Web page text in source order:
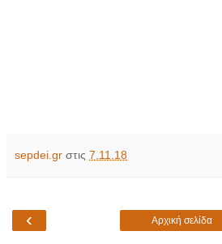
sepdei.gr στις 7.11.18
‹ Αρχική σελίδα